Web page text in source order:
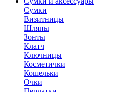
Сумки
Визитницы
Шляпы
Зонты
Клатч
Ключницы
Косметички
Кошельки
Очки